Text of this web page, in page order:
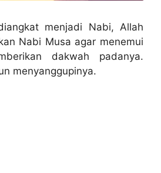
menjadi Nabi, Allah
Nabi Musa agar menemui
dakwah padanya.
menyanggupinya.